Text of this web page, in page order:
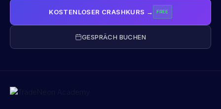
KOSTENLOSER CRASHKURS → FREE
GESPRÄCH BUCHEN